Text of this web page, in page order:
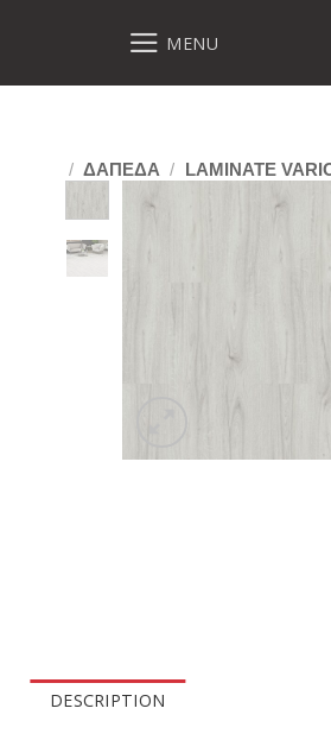
MENU
/ ΔΑΠΕΔΑ / LAMINATE
DESCRIPTION